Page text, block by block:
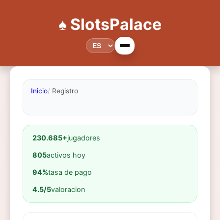
♠️ SlotsPalace
Inicio Registro
230.685+jugadores
805activos hoy
94%tasa de pago
4.5/5valoracion